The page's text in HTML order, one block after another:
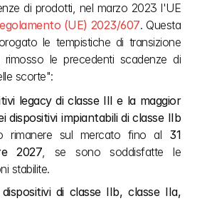
di prodotti, nel marzo 2023 l'UE
(UE) 2023/607. Questa
le tempistiche di transizione
le precedenti scadenze di
scorte":
legacy di classe III e la maggior
dispositivi impiantabili di classe IIb
rimanere sul mercato fino al 31
2027, se sono soddisfatte le
stabilite.
di classe IIb, classe IIa,